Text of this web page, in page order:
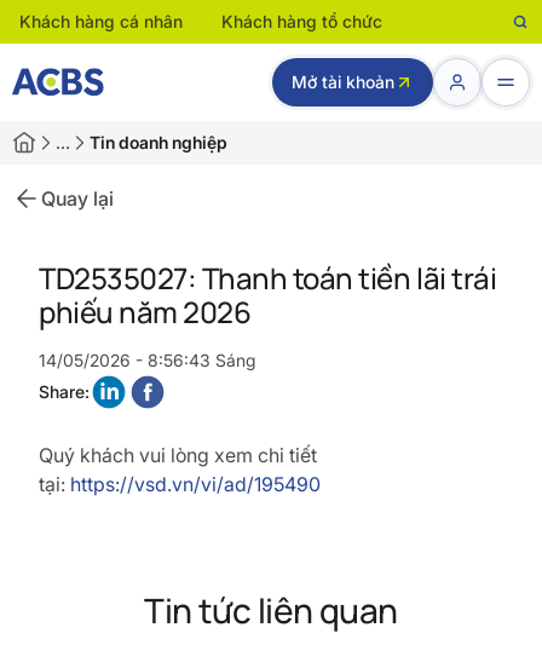
Khách hàng cá nhân Khách hàng tổ chức
Mở tài khoản
… Tin doanh nghiệp
Quay lại
TD2535027: Thanh toán tiền lãi trái
phiếu năm 2026
14/05/2026 - 8:56:43 Sáng
Share:
Quý khách vui lòng xem chi tiết
tại: https://vsd.vn/vi/ad/195490
Tin tức liên quan